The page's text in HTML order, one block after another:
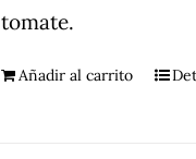
tomate.
Añadir al carrito